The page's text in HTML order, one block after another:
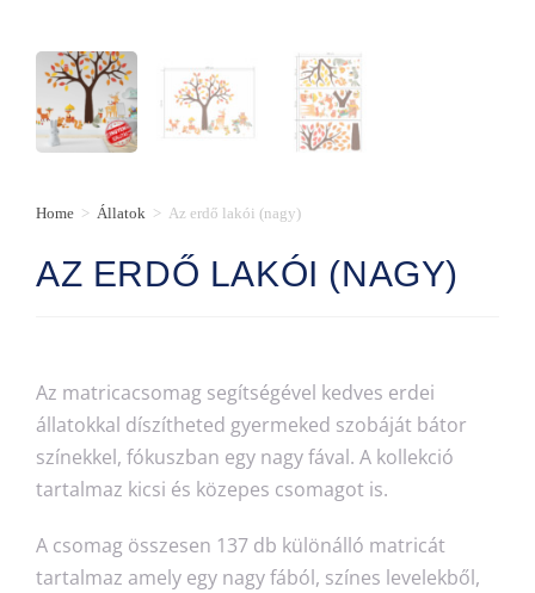
Home > Állatok > Az erdő lakói (nagy)
AZ ERDŐ LAKÓI (NAGY)
Az matricacsomag segítségével kedves erdei
állatokkal díszítheted gyermeked szobáját bátor
színekkel, fókuszban egy nagy fával. A kollekció
tartalmaz kicsi és közepes csomagot is.
A csomag összesen 137 db különálló matricát
tartalmaz amely egy nagy fából, színes levelekből,